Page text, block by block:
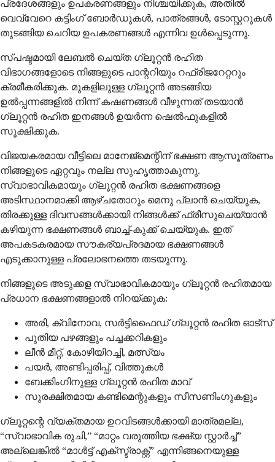
പ്രദേശങ്ങളും ഉപകരണങ്ങളും നിശ്ചയിക്കുക, അതിൽ
വെവ്വേറെ കട്ടിംഗ് ബോർഡുകൾ, പാത്രങ്ങൾ, ടോസ്റ്ററുകൾ
തുടങ്ങിയ ചെറിയ ഉപകരണങ്ങൾ എന്നിവ ഉൾപ്പെടുന്നു.
സ്പഷ്ടമായി ലേബൽ ചെയ്ത ഗ്ലൂറ്റൻ രഹിത
വിഭാഗങ്ങളോടെ നിങ്ങളുടെ പാന്ററിയും റഫ്രിജറേറ്ററും
ക്രമീകരിക്കുക. മുകളിലുള്ള ഗ്ലൂറ്റൻ അടങ്ങിയ
ഉൽപ്പന്നങ്ങളിൽ നിന്ന് കഷണങ്ങൾ വീഴുന്നത് തടയാൻ
ഗ്ലൂറ്റൻ രഹിത ഇനങ്ങൾ ഉയർന്ന ഷെൽഫുകളിൽ
സൂക്ഷിക്കുക.
വിജയകരമായ വീട്ടിലെ മാനേജ്മെന്റിന് ഭക്ഷണ ആസൂത്രണം
നിങ്ങളുടെ ഏറ്റവും നല്ല സുഹൃത്താകുന്നു.
സ്വാഭാവികമായും ഗ്ലൂറ്റൻ രഹിത ഭക്ഷണങ്ങളെ
അടിസ്ഥാനമാക്കി ആഴ്ചതോറും മെനു പ്ലാൻ ചെയ്യുക,
തിരക്കുള്ള ദിവസങ്ങൾക്കായി നിങ്ങൾക്ക് ഫ്രീസുചെയ്യാൻ
കഴിയുന്ന ഭക്ഷണങ്ങൾ ബാച്ച്-കുക്ക് ചെയ്യുക. ഇത്
അപകടകരമായ സൗകര്യപ്രദമായ ഭക്ഷണങ്ങൾ
എടുക്കാനുള്ള പ്രലോഭനത്തെ തടയുന്നു.
നിങ്ങളുടെ അടുക്കള സ്വാഭാവികമായും ഗ്ലൂറ്റൻ രഹിതമായ
പ്രധാന ഭക്ഷണങ്ങളാൽ നിറയ്ക്കുക:
അരി, ക്വിനോവ, സർട്ടിഫൈഡ് ഗ്ലൂറ്റൻ രഹിത ഓട്സ്
പുതിയ പഴങ്ങളും പച്ചക്കറികളും
ലീൻ മീറ്റ്, കോഴിയിറച്ചി, മത്സ്യം
പയർ, അണ്ടിപ്പരിപ്പ്, വിത്തുകൾ
ബേക്കിംഗിനുള്ള ഗ്ലൂറ്റൻ രഹിത മാവ്
സുരക്ഷിതമായ കണ്ടിമെന്റുകളും സീസണിംഗുകളും
ഗ്ലൂറ്റന്റെ വ്യക്തമായ ഉറവിടങ്ങൾക്കായി മാത്രമല്ല,
“സ്വാഭാവിക രുചി,” “മാറ്റം വരുത്തിയ ഭക്ഷ്യ സ്റ്റാർച്ച്”
അല്ലെങ്കിൽ “മാൾട്ട് എക്സ്ട്രാക്റ്റ്” എന്നിങ്ങനെയുള്ള